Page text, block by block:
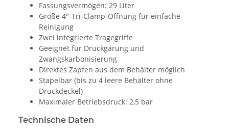
Fassungsvermögen: 29 Liter
Große 4"-Tri-Clamp-Öffnung für einfache
Reinigung
Zwei integrierte Tragegriffe
Geeignet für Druckgärung und
Zwangskarbonisierung
Direktes Zapfen aus dem Behälter möglich
Stapelbar (bis zu 4 leere Behälter ohne
Druckdeckel)
Maximaler Betriebsdruck: 2,5 bar
Technische Daten